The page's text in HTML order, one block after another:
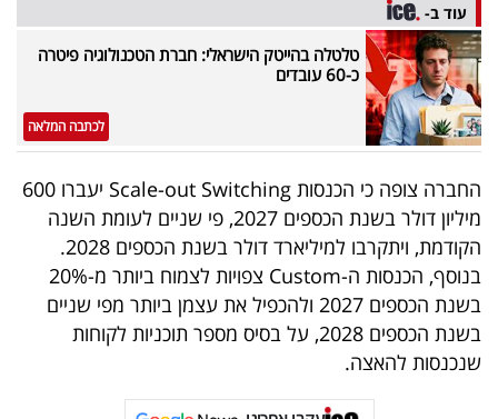
עוד ב-
טלטלה בהייטק הישראלי: חברת הטכנולוגיה פיטרה
כ-60 עובדים
לכתבה המלאה
החברה צופה כי הכנסות Scale-out Switching יעברו 600
מיליון דולר בשנת הכספים 2027, פי שניים לעומת השנה
הקודמת, ויתקרבו למיליארד דולר בשנת הכספים 2028.
בנוסף, הכנסות ה-Custom צפויות לצמוח ביותר מ-20%
בשנת הכספים 2027 ולהכפיל את עצמן ביותר מפי שניים
בשנת הכספים 2028, על בסיס מספר תוכניות לקוחות
שנכנסות להאצה.